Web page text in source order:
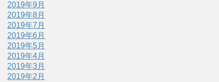
2019年9月
2019年8月
2019年7月
2019年6月
2019年5月
2019年4月
2019年3月
2019年2月